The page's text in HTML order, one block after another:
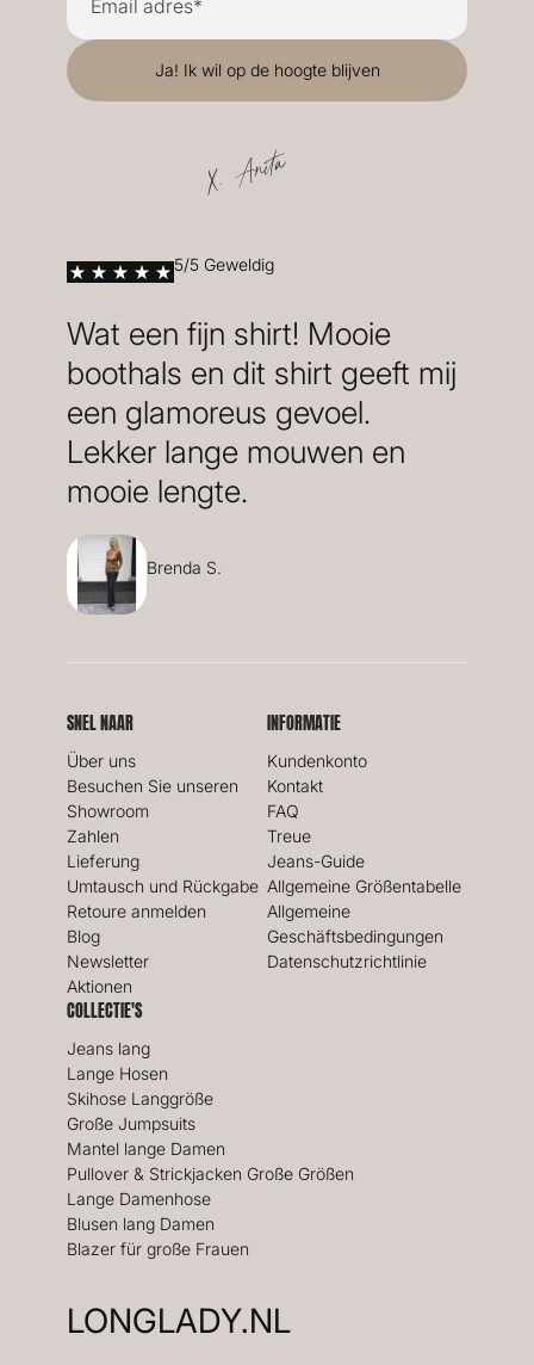
X. Anita
5/5 Geweldig
Wat een fijn shirt! Mooie
boothals en dit shirt geeft mij
een glamoreus gevoel.
Lekker lange mouwen en
mooie lengte.
Brenda S.
SNEL NAAR
Über uns
Besuchen Sie unseren
Showroom
Zahlen
Lieferung
Umtausch und Rückgabe
Retoure anmelden
Blog
Newsletter
Aktionen
INFORMATIE
Kundenkonto
Kontakt
FAQ
Treue
Jeans-Guide
Allgemeine Größentabelle
Allgemeine
Geschäftsbedingungen
Datenschutzrichtlinie
COLLECTIE'S
Jeans lang
Lange Hosen
Skihose Langgröße
Große Jumpsuits
Mantel lange Damen
Pullover & Strickjacken Große Größen
Lange Damenhose
Blusen lang Damen
Blazer für große Frauen
LONGLADY.NL